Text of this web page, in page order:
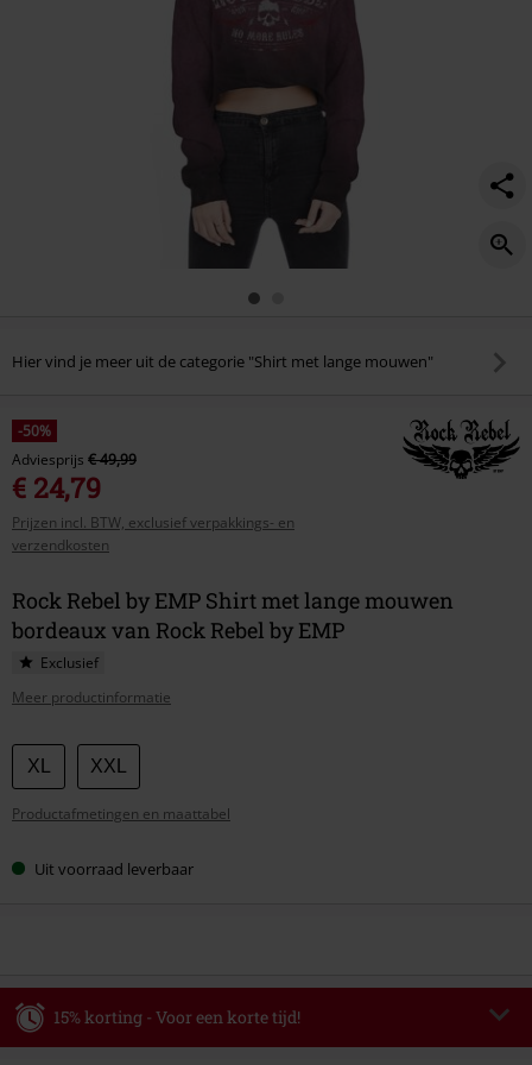
Hier vind je meer uit de categorie "Shirt met lange mouwen"
-50%
Adviesprijs € 49,99
€ 24,79
Prijzen incl. BTW, exclusief verpakkings- en
verzendkosten
Rock Rebel by EMP Shirt met lange mouwen
bordeaux van Rock Rebel by EMP
Exclusief
Meer productinformatie
Kies
je
maat
XL XXL
Productafmetingen en maattabel
Uit voorraad leverbaar
15% korting - Voor een korte tijd!